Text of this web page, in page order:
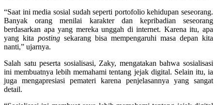
“Saat ini media sosial sudah seperti portofolio kehidupan seseorang.
Banyak orang menilai karakter dan kepribadian seseorang
berdasarkan apa yang mereka unggah di internet. Karena itu, apa
yang kita posting sekarang bisa mempengaruhi masa depan kita
nanti,” ujarnya.
Salah satu peserta sosialisasi, Zaky, mengatakan bahwa sosialisasi
ini membuatnya lebih memahami tentang jejak digital. Selain itu, ia
juga mengapresiasi pemateri karena penjelasannya yang sangat
detail.